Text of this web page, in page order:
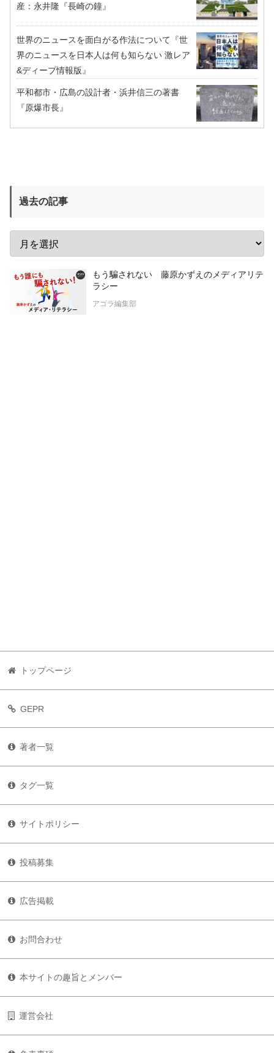
産：永井隆『長崎の鐘』
世界のニュースを面白がる作法について『世
界のニュースを日本人は何も知らない 激レア
&ディープ情報版』
平和都市・広島の設計者・浜井信三の著書
『原爆市長』
過去の記事
もう騙されない 藤原かずえのメディアリテ
ラシー
アゴラ編集部
トップページ
GEPR
著者一覧
タグ一覧
サイトポリシー
投稿募集
広告掲載
お問合わせ
本サイトの趣旨とメンバー
運営会社